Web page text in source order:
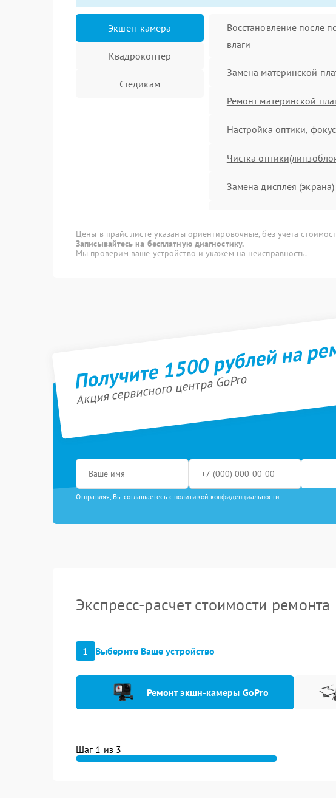
Экшен-камера
Квадрокоптер
Стедикам
Восстановление после
влаги
Замена материнской
Ремонт материнской
Настройка оптики,
Чистка
Замена дисплея (экрана)
Ремонт/замена
температуры
Прошивка (Обновление
Цены в прайс-листе указаны ориентировочные, без учета
Записывайтесь на бесплатную диагностику.
Мы проверим ваше устройство и укажем на неисправность.
Получите 1500 рублей на
Акция сервисного центра GoPro
Отправляя, Вы соглашаетесь с политикой конфиденциальности
Экспресс-расчет стоимости ремонта
1 Выберите Ваше устройство
Ремонт экшн-камеры GoPro
Шаг 1 из 3